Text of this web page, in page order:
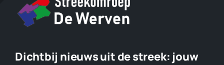
Dichtbij nieuws uit de streek: jouw